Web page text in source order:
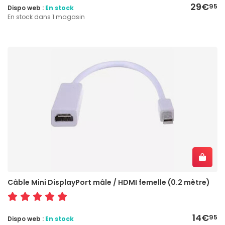
29€95
Dispo web : En stock
En stock dans 1 magasin
Câble Mini DisplayPort mâle / HDMI femelle (0.2 mètre)
14€95
Dispo web : En stock